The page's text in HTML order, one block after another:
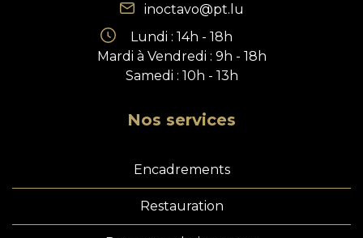
inoctavo@pt.lu
Lundi : 14h - 18h
Mardi à Vendredi : 9h - 18h
Samedi : 10h - 13h
Nos services
Encadrements
Restauration